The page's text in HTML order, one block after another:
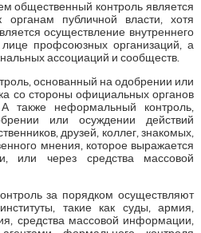
общественный контроль является
публичной власти, хотя
осуществление внутреннего
профсоюзных организаций, а
ассоциаций и сообществ.
основанный на одобрении или
со стороны официальных органов
также неформальный контроль,
или осуждении действий
друзей, коллег, знакомых,
мнения, которое выражается
или через средства массовой
за порядком осуществляют
такие как суды, армия,
средства массовой информации,